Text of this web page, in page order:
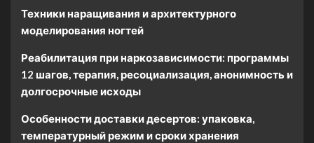
Техники наращивания и архитектурного
моделирования ногтей
Реабилитация при наркозависимости: программы
12 шагов, терапия, ресоциализация, анонимность и
долгосрочные исходы
Особенности доставки десертов: упаковка,
температурный режим и сроки хранения